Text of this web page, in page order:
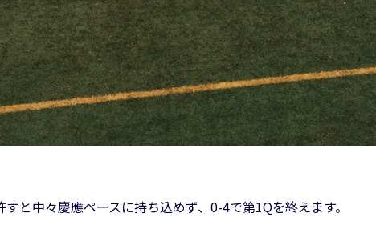
と中々慶應ペースに持ち込めず、0-4で第1Qを終えます。